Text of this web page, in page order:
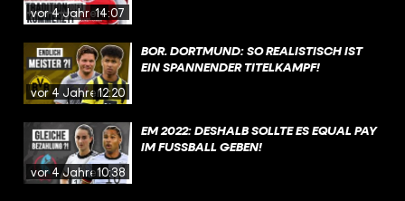
vor 4 Jahren14:07
vor 4 Jahren12:20
BOR. DORTMUND: SO REALISTISCH IST
EIN SPANNENDER TITELKAMPF!
vor 4 Jahren10:38
EM 2022: DESHALB SOLLTE ES EQUAL PAY
IM FUSSBALL GEBEN!